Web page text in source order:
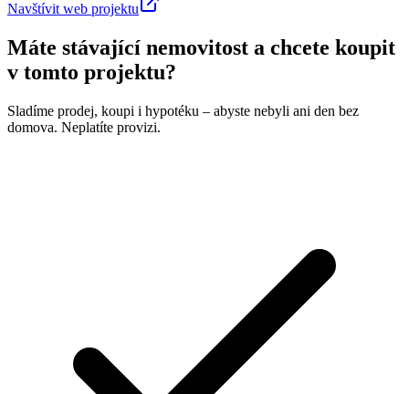
Navštívit web projektu
Máte stávající nemovitost a chcete koupit
v tomto projektu?
Sladíme prodej, koupi i hypotéku – abyste nebyli ani den bez
domova. Neplatíte provizi.